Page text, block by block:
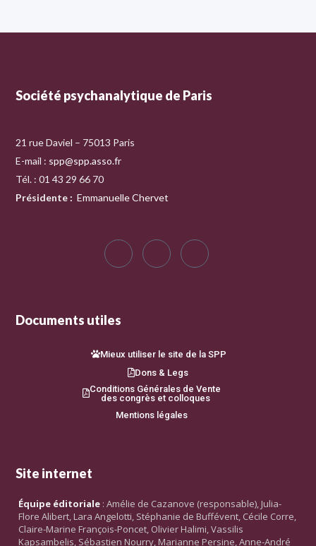
Société psychanalytique de Paris
21 rue Daviel – 75013 Paris
E-mail : spp@spp.asso.fr
Tél. : 01 43 29 66 70
Présidente : Emmanuelle Chervet
Documents utiles
Mieux utiliser le site de la SPP
Dons & Legs
Conditions Générales de Vente
des congrès et colloques
Mentions légales
Site internet
Équipe éditoriale : Amélie de Cazanove (responsable), Julia-
Flore Alibert, Lara Angelotti, Stéphanie de Buffévent, Cécile Corre,
Claire-Marine François-Poncet, Olivier Halimi, Vassilis
Kapsambelis, Sébastien Nourry, Marianne Persine, Anne-André